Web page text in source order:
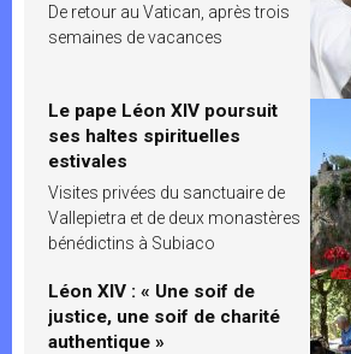
De retour au Vatican, après trois
semaines de vacances
Le pape Léon XIV poursuit
ses haltes spirituelles
estivales
Visites privées du sanctuaire de
Vallepietra et de deux monastères
bénédictins à Subiaco
Léon XIV : « Une soif de
justice, une soif de charité
authentique »